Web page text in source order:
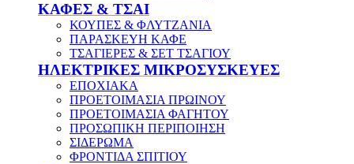
ΚΑΦΕΣ & ΤΣΑΙ
ΚΟΥΠΕΣ & ΦΛΥΤΖΑΝΙΑ
ΠΑΡΑΣΚΕΥΗ ΚΑΦΕ
ΤΣΑΓΙΕΡΕΣ & ΣΕΤ ΤΣΑΓΙΟΥ
ΗΛΕΚΤΡΙΚΕΣ ΜΙΚΡΟΣΥΣΚΕΥΕΣ
ΕΠΟΧΙΑΚΑ
ΠΡΟΕΤΟΙΜΑΣΙΑ ΠΡΩΙΝΟΥ
ΠΡΟΕΤΟΙΜΑΣΙΑ ΦΑΓΗΤΟΥ
ΠΡΟΣΩΠΙΚΗ ΠΕΡΙΠΟΙΗΣΗ
ΣΙΔΕΡΩΜΑ
ΦΡΟΝΤΙΔΑ ΣΠΙΤΙΟΥ